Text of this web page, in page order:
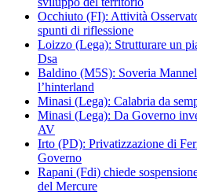
Occhiuto (FI): Attività
spunti di riflessione
Loizzo (Lega): Strutturare un
Dsa
Baldino (M5S): Soveria
l’hinterland
Minasi (Lega): Calabria da
Minasi (Lega): Da Governo
AV
Irto (PD): Privatizzazione di
Governo
Rapani (Fdi) chiede
del Mercure